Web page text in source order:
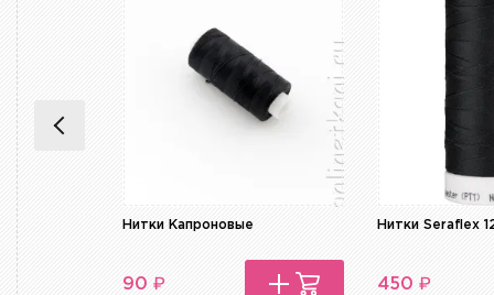
Нитки Капроновые
90 ₽
Нитки Seraflex
450 ₽